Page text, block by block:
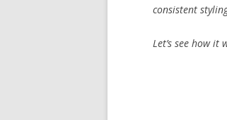
consistent
Let’s see how it